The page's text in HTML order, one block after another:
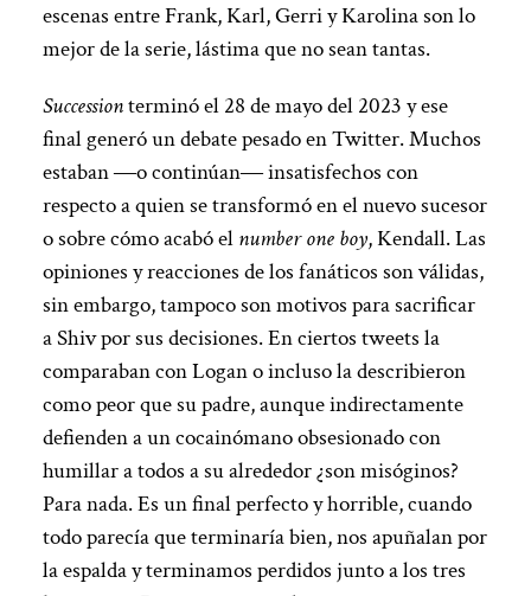
escenas entre Frank, Karl, Gerri y Karolina son lo
mejor de la serie, lástima que no sean tantas.
Successionterminó el 28 de mayo del 2023 y ese
final generó un debate pesado en Twitter. Muchos
estaban ―o continúan― insatisfechos con
respecto a quien se transformó en el nuevo sucesor
o sobre cómo acabó el number one boy, Kendall. Las
opiniones y reacciones de los fanáticos son válidas,
sin embargo, tampoco son motivos para sacrificar
a Shiv por sus decisiones. En ciertos tweets la
comparaban con Logan o incluso la describieron
como peor que su padre, aunque indirectamente
defienden a un cocainómano obsesionado con
humillar a todos a su alrededor ¿son misóginos?
Para nada. Es un final perfecto y horrible, cuando
todo parecía que terminaría bien, nos apuñalan por
la espalda y terminamos perdidos junto a los tres